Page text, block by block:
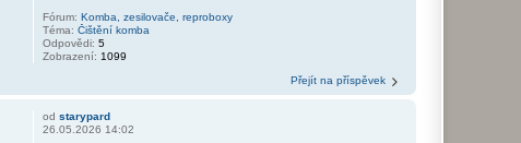
Fórum:Komba, zesilovače, reproboxy
Téma:Čištění komba
Odpovědi:5
Zobrazení: 1099
Přejít na příspěvek
odstarypard
26.05.2026 14:02